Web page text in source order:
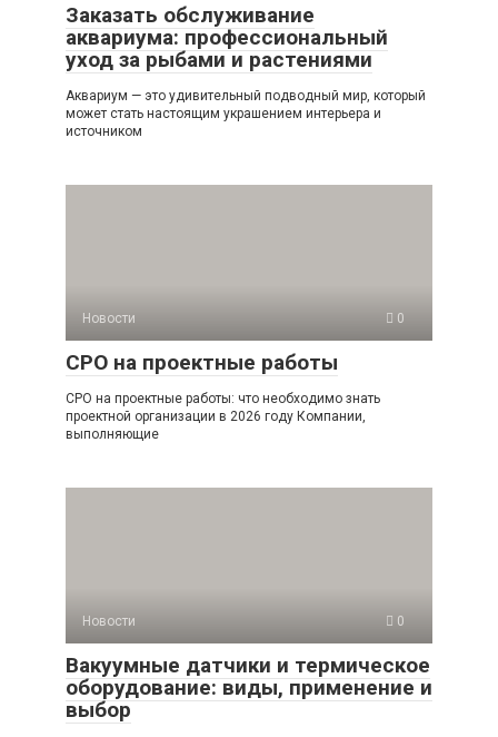
Заказать обслуживание
аквариума: профессиональный
уход за рыбами и растениями
Аквариум — это удивительный подводный мир, который
может стать настоящим украшением интерьера и
источником
Новости 0
СРО на проектные работы
СРО на проектные работы: что необходимо знать
проектной организации в 2026 году Компании,
выполняющие
Новости 0
Вакуумные датчики и термическое
оборудование: виды, применение и
выбор